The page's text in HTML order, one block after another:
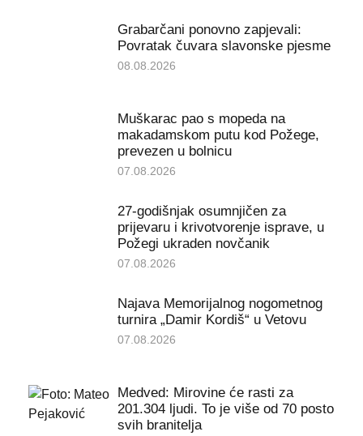
Grabarčani ponovno zapjevali:
Povratak čuvara slavonske pjesme
08.08.2026
Muškarac pao s mopeda na
makadamskom putu kod Požege,
prevezen u bolnicu
07.08.2026
27-godišnjak osumnjičen za
prijevaru i krivotvorenje isprave, u
Požegi ukraden novčanik
07.08.2026
Najava Memorijalnog nogometnog
turnira „Damir Kordiš“ u Vetovu
07.08.2026
Medved: Mirovine će rasti za
201.304 ljudi. To je više od 70 posto
svih branitelja